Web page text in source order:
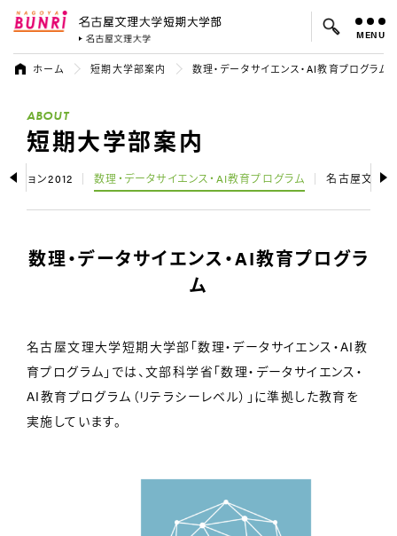
名古屋文理大学 短期大学部
よく検索されているキーワード：
MENU
ホーム 短期大学部案内 数理・データサイエンス・AI教育プログラム
ABOUT
短期大学部案内
ビジョン2012 数理・データサイエンス・AI教育プログラム 名古屋文理大
数理・データサイエンス・AI教育プログラ
ム
名古屋文理大学短期大学部「数理・データサイエンス・AI教
育プログラム」では、文部科学省「数理・データサイエンス・
AI教育プログラム（リテラシーレベル）」に準拠した教育を
実施しています。